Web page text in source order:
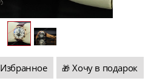
Избранное 🎁 Хочу в подарок